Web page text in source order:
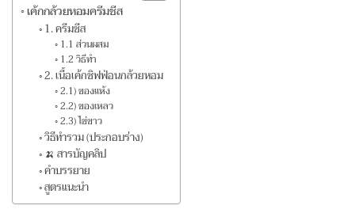
เค้กกล้วยหอมครีมชีส
1. ครีมชีส
1.1 ส่วนผสม
1.2 วิธีทำ
2. เนื้อเค้กชิฟฟ่อนกล้วยหอม
2.1) ของแห้ง
2.2) ของเหลว
2.3) ไข่ขาว
วิธีทำรวม (ประกอบร่าง)
🍌 สารบัญคลิป
คำบรรยาย
สูตรแนะนำ